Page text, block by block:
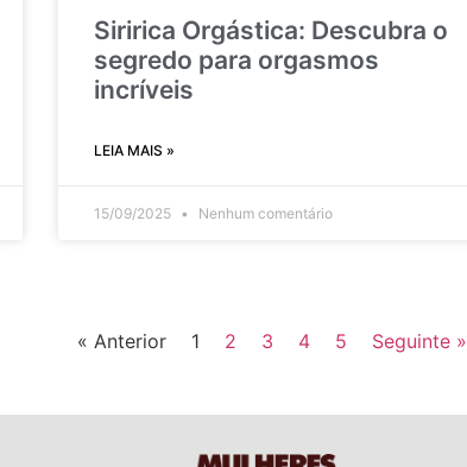
Siririca Orgástica: Descubra o
segredo para orgasmos
incríveis
LEIA MAIS »
15/09/2025 Nenhum comentário
« Anterior 1 2 3 4 5 Seguinte »